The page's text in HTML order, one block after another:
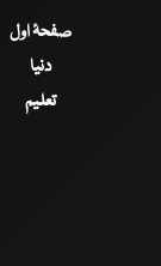
صفحۂ اول
دنیا
تعلیم